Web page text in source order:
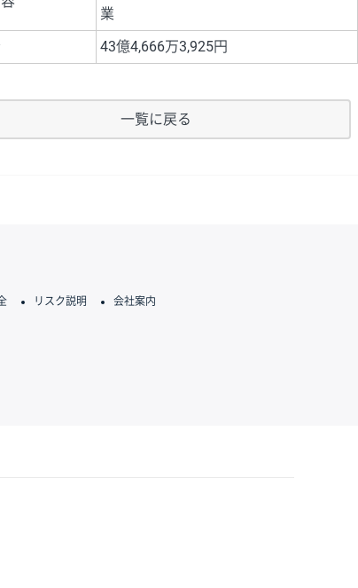
業
43億4,666万3,925円
一覧に戻る
リスク説明 会社案内